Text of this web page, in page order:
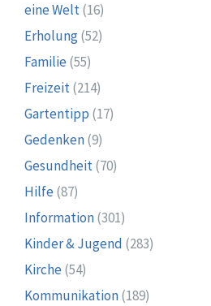
eine Welt(16)
Erholung(52)
Familie (55)
Freizeit(214)
Gartentipp (17)
Gedenken(9)
Gesundheit(70)
Hilfe (87)
Information(301)
Kinder & Jugend (283)
Kirche (54)
Kommunikation(189)